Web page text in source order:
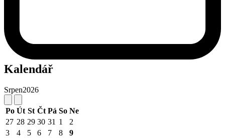
Kalendář
Srpen2026
Po Út St Čt Pá So Ne
27 28 29 30 31 1
2
3
4 5 6 7 8
9